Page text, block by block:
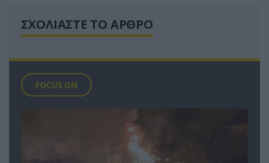
ΣΧΟΛΙΑΣΤΕ ΤΟ ΑΡΘΡΟ
FOCUS ON